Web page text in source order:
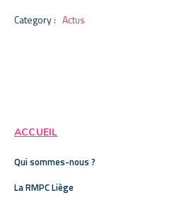
Category : Actus
ACCUEIL
Qui sommes-nous ?
La RMPC Liège